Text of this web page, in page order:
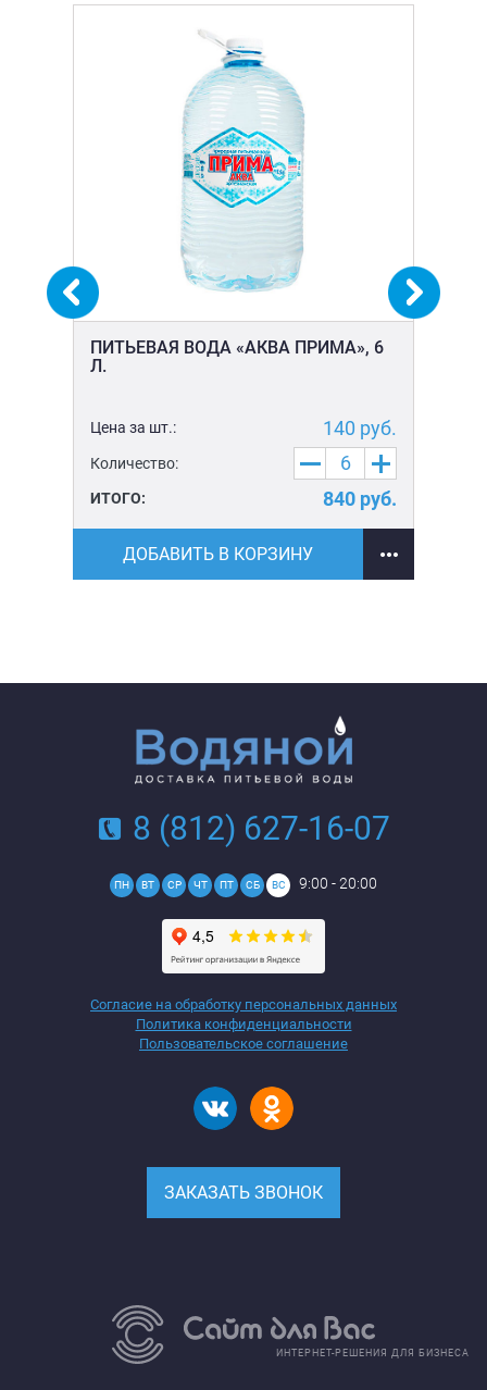
ПИТЬЕВАЯ ВОДА «АКВА ПРИМА», 6
Л.
Цена за шт.: 140 руб.
Количество:
ИТОГО: 840 руб.
ДОБАВИТЬ В КОРЗИНУ
8 (812) 627-16-07
ПН ВТ СР ЧТ ПТ СБ ВС 9:00 - 20:00
Согласие на обработку персональных данных
Политика конфиденциальности
Пользовательское соглашение
ЗАКАЗАТЬ ЗВОНОК
ИНТЕРНЕТ-РЕШЕНИЯ ДЛЯ БИЗНЕСА